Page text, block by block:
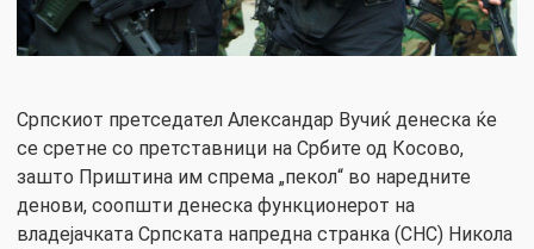
Српскиот претседател Александар Вучиќ денеска ќе
се сретне со претставници на Србите од Косово,
зашто Приштина им спрема „пекол“ во наредните
денови, соопшти денеска функционерот на
владејачката Српската напредна странка (СНС) Никола